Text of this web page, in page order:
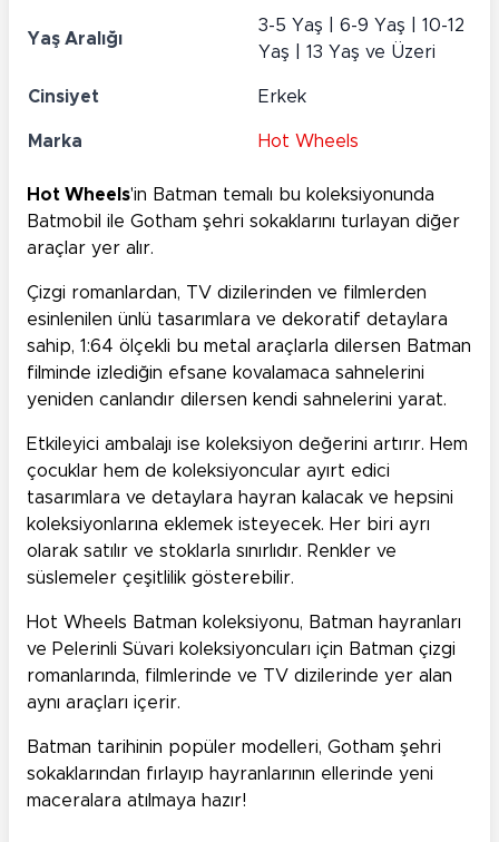
Yaş Aralığı
3-5 Yaş | 6-9 Yaş | 10-12
Yaş | 13 Yaş ve Üzeri
Cinsiyet Erkek
Marka Hot Wheels
Hot Wheels'in Batman temalı bu koleksiyonunda
Batmobil ile Gotham şehri sokaklarını turlayan diğer
araçlar yer alır.
Çizgi romanlardan, TV dizilerinden ve filmlerden
esinlenilen ünlü tasarımlara ve dekoratif detaylara
sahip, 1:64 ölçekli bu metal araçlarla dilersen Batman
filminde izlediğin efsane kovalamaca sahnelerini
yeniden canlandır dilersen kendi sahnelerini yarat.
Etkileyici ambalajı ise koleksiyon değerini artırır. Hem
çocuklar hem de koleksiyoncular ayırt edici
tasarımlara ve detaylara hayran kalacak ve hepsini
koleksiyonlarına eklemek isteyecek. Her biri ayrı
olarak satılır ve stoklarla sınırlıdır. Renkler ve
süslemeler çeşitlilik gösterebilir.
Hot Wheels Batman koleksiyonu, Batman hayranları
ve Pelerinli Süvari koleksiyoncuları için Batman çizgi
romanlarında, filmlerinde ve TV dizilerinde yer alan
aynı araçları içerir.
Batman tarihinin popüler modelleri, Gotham şehri
sokaklarından fırlayıp hayranlarının ellerinde yeni
maceralara atılmaya hazır!